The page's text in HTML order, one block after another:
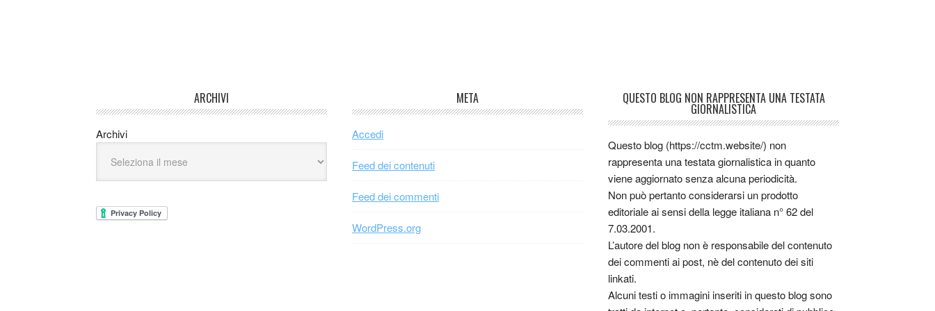
ARCHIVI
Archivi
META
Accedi
Feed dei contenuti
Feed dei commenti
WordPress.org
QUESTO BLOG NON RAPPRESENTA UNA TESTATA
GIORNALISTICA
Questo blog (https://cctm.website/) non
rappresenta una testata giornalistica in quanto
viene aggiornato senza alcuna periodicità.
Non può pertanto considerarsi un prodotto
editoriale ai sensi della legge italiana n° 62 del
7.03.2001.
L’autore del blog non è responsabile del contenuto
dei commenti ai post, nè del contenuto dei siti
linkati.
Alcuni testi o immagini inseriti in questo blog sono